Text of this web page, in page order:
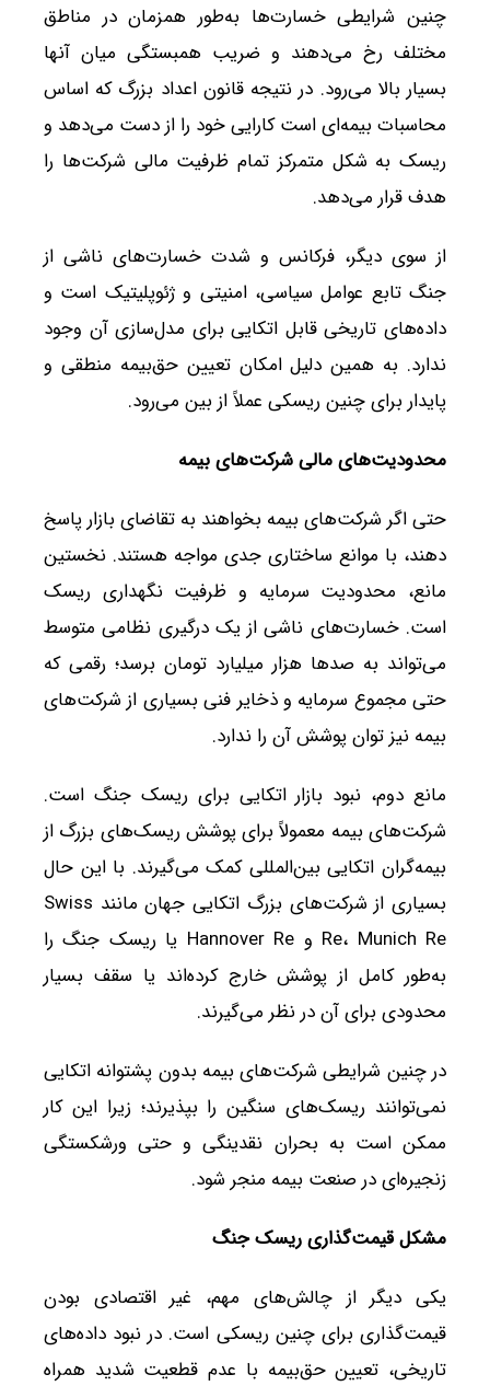
چنین شرایطی خسارت‌ها به‌طور همزمان در مناطق
مختلف رخ می‌دهند و ضریب همبستگی میان آنها
بسیار بالا می‌رود. در نتیجه قانون اعداد بزرگ که اساس
محاسبات بیمه‌ای است کارایی خود را از دست می‌دهد و
ریسک به شکل متمرکز تمام ظرفیت مالی شرکت‌ها را
هدف قرار می‌دهد.
از سوی دیگر، فرکانس و شدت خسارت‌های ناشی از
جنگ تابع عوامل سیاسی، امنیتی و ژئوپلیتیک است و
داده‌های تاریخی قابل اتکایی برای مدل‌سازی آن وجود
ندارد. به همین دلیل امکان تعیین حق‌بیمه منطقی و
پایدار برای چنین ریسکی عملاً از بین می‌رود.
محدودیت‌های مالی شرکت‌های بیمه
حتی اگر شرکت‌های بیمه بخواهند به تقاضای بازار پاسخ
دهند، با موانع ساختاری جدی مواجه هستند. نخستین
مانع، محدودیت سرمایه و ظرفیت نگهداری ریسک
است. خسارت‌های ناشی از یک درگیری نظامی متوسط
می‌تواند به صدها هزار میلیارد تومان برسد؛ رقمی که
حتی مجموع سرمایه و ذخایر فنی بسیاری از شرکت‌های
بیمه نیز توان پوشش آن را ندارد.
مانع دوم، نبود بازار اتکایی برای ریسک جنگ است.
شرکت‌های بیمه معمولاً برای پوشش ریسک‌های بزرگ از
بیمه‌گران اتکایی بین‌المللی کمک می‌گیرند. با این حال
بسیاری از شرکت‌های بزرگ اتکایی جهان مانند Swiss
Re، Munich Re و Hannover Re یا ریسک جنگ را
به‌طور کامل از پوشش خارج کرده‌اند یا سقف بسیار
محدودی برای آن در نظر می‌گیرند.
در چنین شرایطی شرکت‌های بیمه بدون پشتوانه اتکایی
نمی‌توانند ریسک‌های سنگین را بپذیرند؛ زیرا این کار
ممکن است به بحران نقدینگی و حتی ورشکستگی
زنجیره‌ای در صنعت بیمه منجر شود.
مشکل قیمت‌گذاری ریسک جنگ
یکی دیگر از چالش‌های مهم، غیر اقتصادی بودن
قیمت‌گذاری برای چنین ریسکی است. در نبود داده‌های
تاریخی، تعیین حق‌بیمه با عدم قطعیت شدید همراه